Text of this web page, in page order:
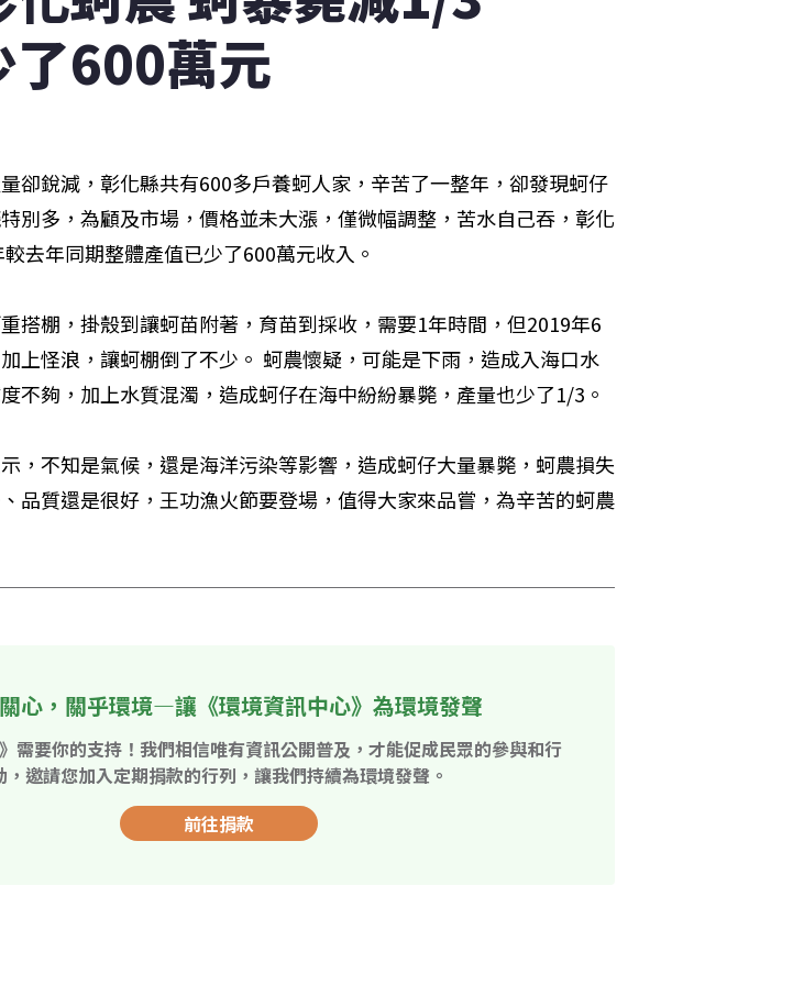
了600萬元
卻銳減，彰化縣共有600多戶養蚵人家，辛苦了一整年，卻發現蚵仔
別多，為顧及市場，價格並未大漲，僅微幅調整，苦水自己吞，彰化
去年同期整體產值已少了600萬元收入。
搭棚，掛殼到讓蚵苗附著，育苗到採收，需要1年時間，但2019年6
上怪浪，讓蚵棚倒了不少。 蚵農懷疑，可能是下雨，造成入海口水
不夠，加上水質混濁，造成蚵仔在海中紛紛暴斃，產量也少了1/3。
，不知是氣候，還是海洋污染等影響，造成蚵仔大量暴斃，蚵農損失
品質還是很好，王功漁火節要登場，值得大家來品嘗，為辛苦的蚵農
心，關乎環境—讓《環境資訊中心》為環境發聲
需要你的支持！我們相信唯有資訊公開普及，才能促成民眾的參與和行
，邀請您加入定期捐款的行列，讓我們持續為環境發聲。
前往捐款